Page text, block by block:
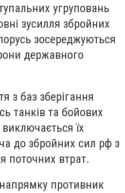
угруповань
зусилля збройних
зосереджуються
державного
з баз зберігання
танків та бойових
їх
до збройних сил рф з
поточних втрат.
противник